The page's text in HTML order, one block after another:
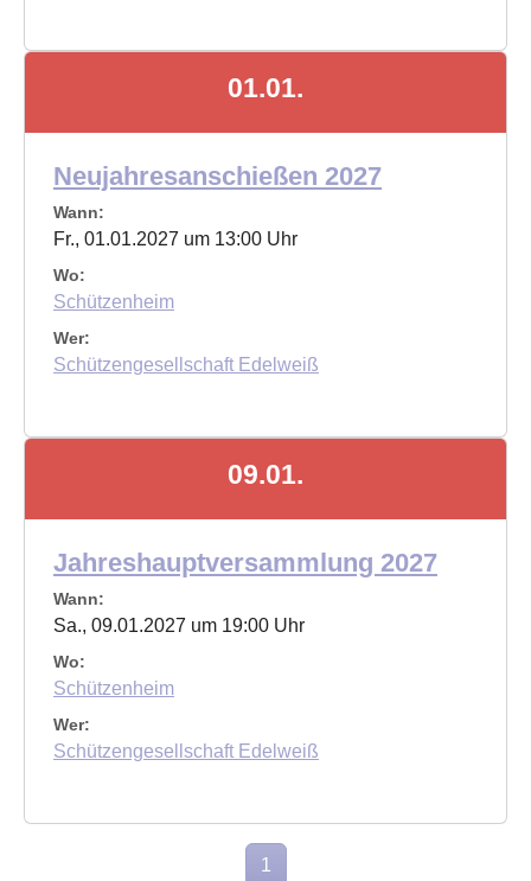
01.01.
Neujahresanschießen 2027
Wann:
Fr., 01.01.2027 um 13:00 Uhr
Wo:
Schützenheim
Wer:
Schützengesellschaft Edelweiß
09.01.
Jahreshauptversammlung 2027
Wann:
Sa., 09.01.2027 um 19:00 Uhr
Wo:
Schützenheim
Wer:
Schützengesellschaft Edelweiß
1